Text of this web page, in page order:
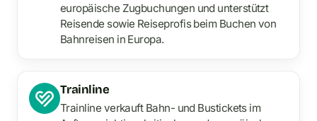
europäische Zugbuchungen und unterstützt
Reisende sowie Reiseprofis beim Buchen von
Bahnreisen in Europa.
Trainline
Trainline verkauft Bahn- und Bustickets im